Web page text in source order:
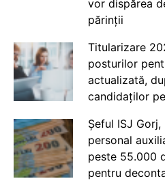
vor dispărea
părinții
Titularizare
posturilor
actualizată,
candidaților
Șeful ISJ
personal
peste 55.000
pentru